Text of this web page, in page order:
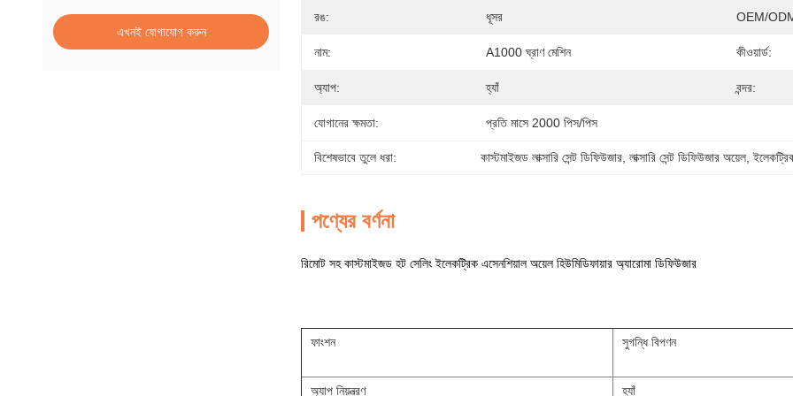
এখনই যোগাযোগ করুন
রঙ: ধূসর OEM/ODM
নাম: A1000 ঘ্রাণ মেশিন কীওয়ার্ড:
অ্যাপ: হ্যাঁ বন্দর:
যোগানের ক্ষমতা: প্রতি মাসে 2000 পিস/পিস
বিশেষভাবে তুলে ধরা: কাস্টমাইজড লাক্সারি সেন্ট ডিফিউজার , লাক্সারি সেন্ট ডিফিউজার অয়েল ,
পণ্যের বর্ণনা
রিমোট সহ কাস্টমাইজড হট সেলিং ইলেকট্রিক এসেনশিয়াল অয়েল হিউমিডিফায়ার অ্যারোমা ডিফিউজার
ফাংশন সুগন্ধি বিপণন
অ্যাপ নিয়ন্ত্রণ হ্যাঁ